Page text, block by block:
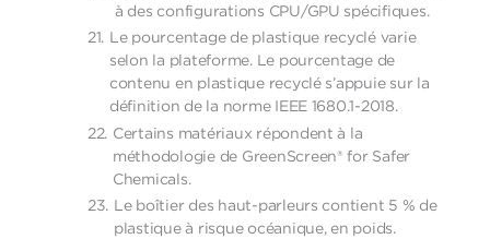
à des configurations CPU/GPU spécifiques.
Le pourcentage de plastique recyclé varie
selon la plateforme. Le pourcentage de
contenu en plastique recyclé s’appuie sur la
définition de la norme IEEE 1680.1-2018.
Certains matériaux répondent à la
méthodologie de GreenScreen® for Safer
Chemicals.
Le boîtier des haut-parleurs contient 5 % de
plastique à risque océanique, en poids.